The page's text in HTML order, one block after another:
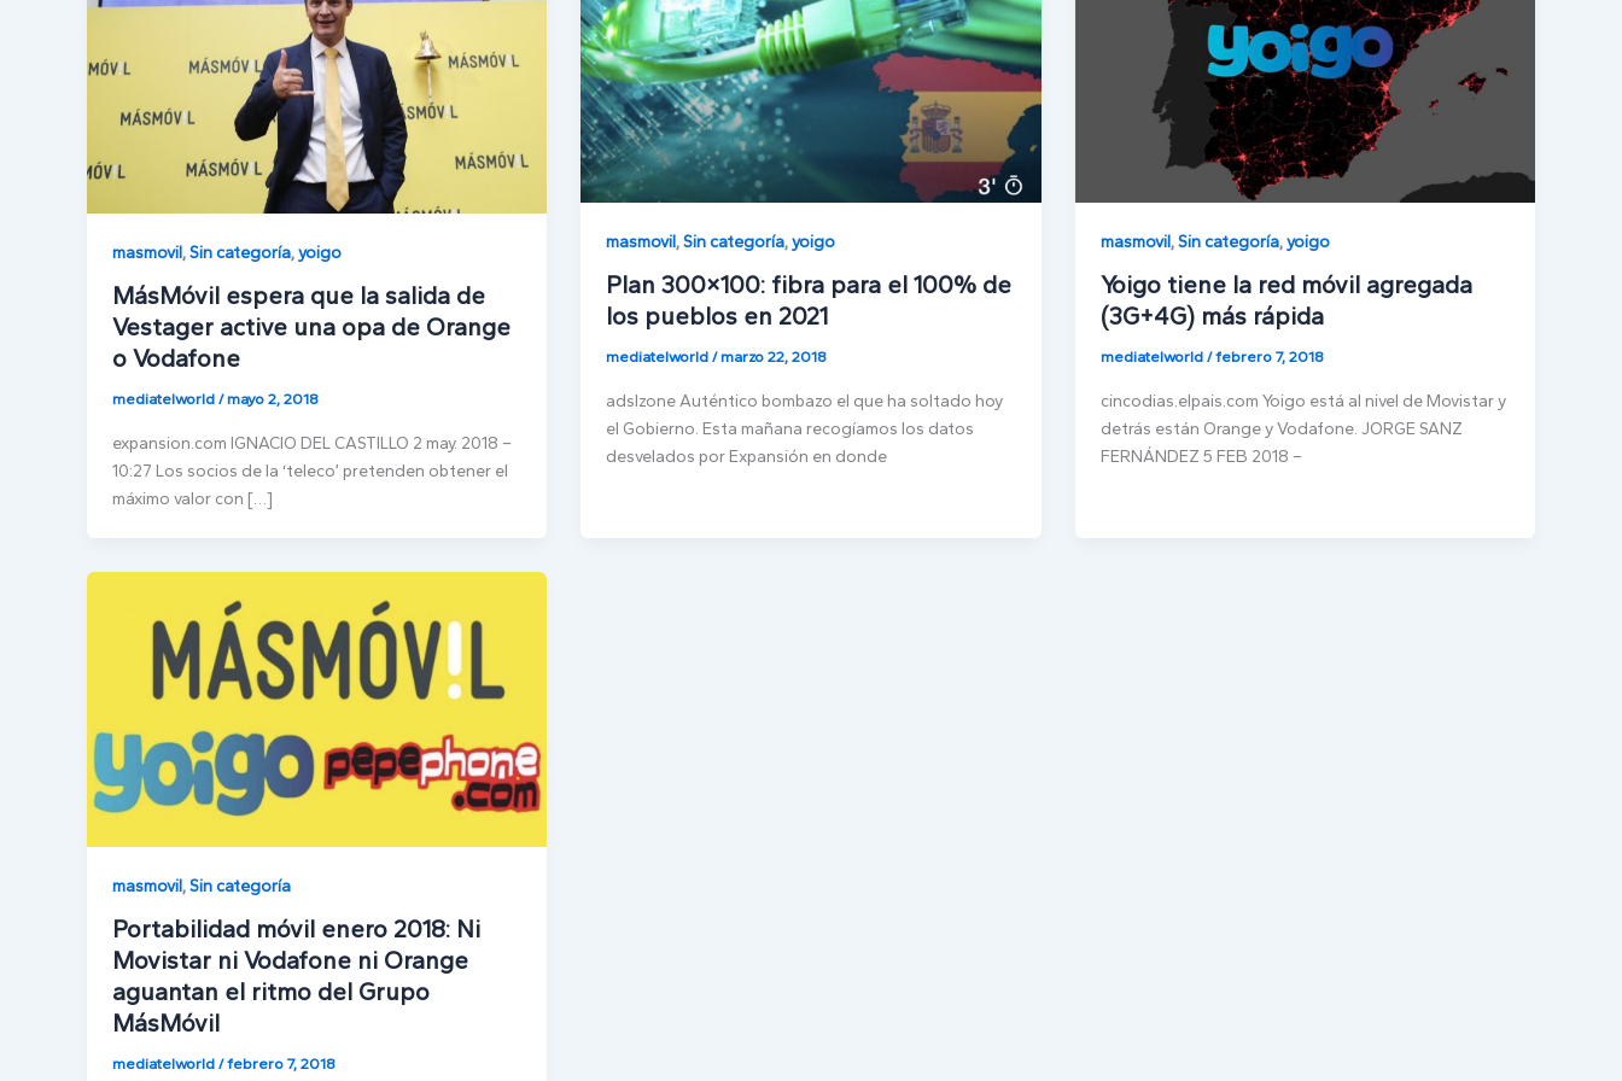
masmovil,Sin categoría,yoigo
MásMóvil espera que la salida de
Vestager active una opa de Orange
o Vodafone
mediatelworld /mayo 2, 2018
expansion.com IGNACIO DEL CASTILLO 2 may. 2018 –
10:27 Los socios de la ‘teleco’ pretenden obtener el
máximo valor con […]
masmovil,Sin categoría,yoigo
Plan 300×100: fibra para el 100% de
los pueblos en 2021
mediatelworld/marzo 22, 2018
adslzone Auténtico bombazo el que ha soltado hoy
el Gobierno. Esta mañana recogíamos los datos
desvelados por Expansión en donde
masmovil,Sin categoría,yoigo
Yoigo tiene la red móvil agregada
(3G+4G) más rápida
mediatelworld /febrero 7, 2018
cincodias.elpais.com Yoigo está al nivel de Movistar y
detrás están Orange y Vodafone. JORGE SANZ
FERNÁNDEZ 5 FEB 2018 –
masmovil,Sin categoría
Portabilidad móvil enero 2018: Ni
Movistar ni Vodafone ni Orange
aguantan el ritmo del Grupo
MásMóvil
mediatelworld /febrero 7, 2018